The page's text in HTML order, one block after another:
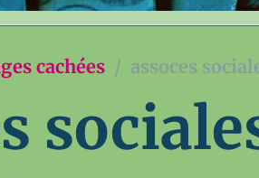
cachées assoces